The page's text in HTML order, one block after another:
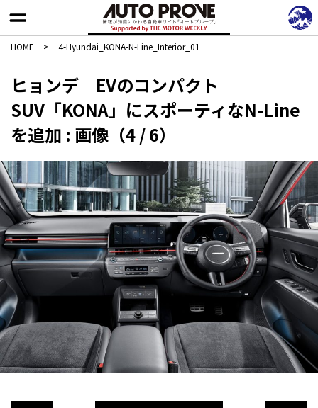
HOME > 4-Hyundai_KONA-N-Line_Interior_01
ヒョンデ EVのコンパクト
SUV「KONA」にスポーティなN-Line
を追加 : 画像（4 / 6）